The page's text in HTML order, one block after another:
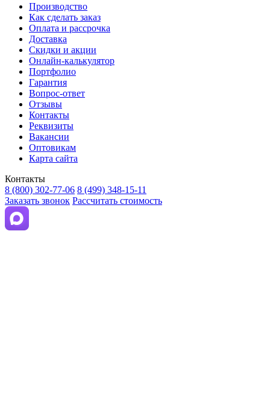
Производство
Как сделать заказ
Оплата и рассрочка
Доставка
Скидки и акции
Онлайн-калькулятор
Портфолио
Гарантия
Вопрос-ответ
Отзывы
Контакты
Реквизиты
Вакансии
Оптовикам
Карта сайта
Контакты
8 (800) 302-77-06 8 (499) 348-15-11
Заказать звонок Рассчитать стоимость